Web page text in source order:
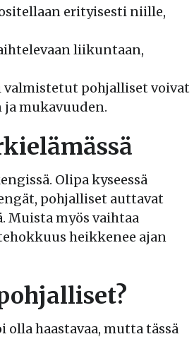
erityisesti niille,
liikuntaan,
pohjalliset voivat
mukavuuden.
Olipa kyseessä
pohjalliset auttavat
Muista myös vaihtaa
heikkenee ajan
haastavaa, mutta tässä